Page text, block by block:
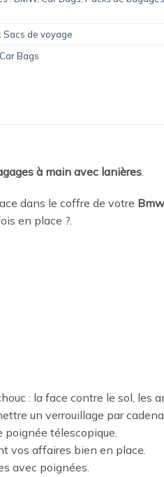
Sacs de voyage
Car Bags
à main avec lanières
dans le coffre de votre
en place ?.
: la face contre le sol, les
un verrouillage par
poignée télescopique.
vos affaires bien en place.
avec poignées.